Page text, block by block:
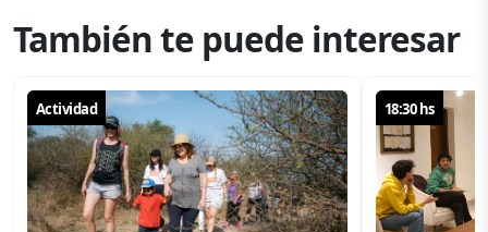
También te puede interesar
Actividad 18:30 hs